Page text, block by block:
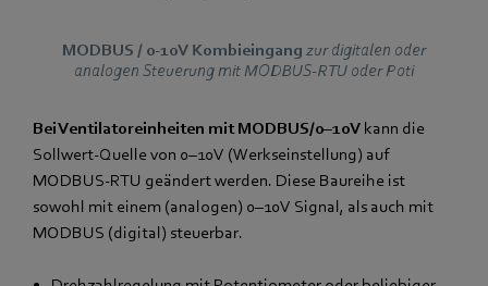
MODBUS / 0-10V Kombieingang zur digitalen oder
analogen Steuerung mit MODBUS-RTU oder Poti
Bei Ventilatoreinheiten mit MODBUS/0–10V kann die
Sollwert-Quelle von 0–10V (Werkseinstellung) auf
MODBUS-RTU geändert werden. Diese Baureihe ist
sowohl mit einem (analogen) 0–10V Signal, als auch mit
MODBUS (digital) steuerbar.